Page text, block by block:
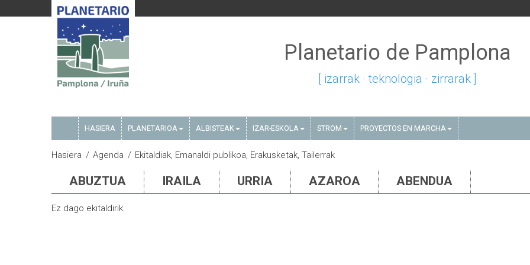
Planetario de Pamplona
[ izarrak · teknologia · zirrarak ]
HASIERA PLANETARIOA ALBISTEAK IZAR-ESKOLA STROM PROYECTOS EN MARCHA
Hasiera Agenda Ekitaldiak, Emanaldi publikoa, Erakusketak, Tailerrak
ABUZTUA IRAILA URRIA AZAROA ABENDUA
Ez dago ekitaldirik.